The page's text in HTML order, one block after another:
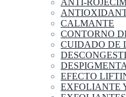
ANTI-
CALMANTE
CONTORNO
CUIDADO DE
EFECTO
EXFOLIANTE